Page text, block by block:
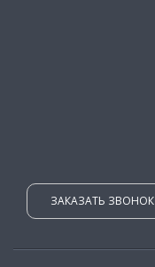
ЗАКАЗАТЬ ЗВОНОК